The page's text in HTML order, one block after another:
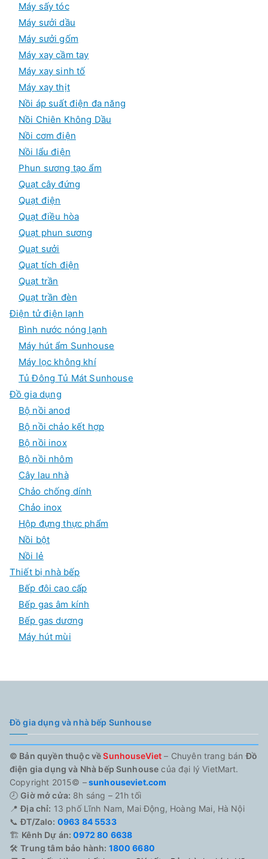
Máy sấy tóc
Máy sưởi dầu
Máy sưởi gốm
Máy xay cầm tay
Máy xay sinh tố
Máy xay thịt
Nồi áp suất điện đa năng
Nồi Chiên Không Dầu
Nồi cơm điện
Nồi lẩu điện
Phun sương tạo ẩm
Quạt cây đứng
Quạt điện
Quạt điều hòa
Quạt phun sương
Quạt sưởi
Quạt tích điện
Quạt trần
Quạt trần đèn
Điện tử điện lạnh
Bình nước nóng lạnh
Máy hút ẩm Sunhouse
Máy lọc không khí
Tủ Đông Tủ Mát Sunhouse
Đồ gia dụng
Bộ nồi anod
Bộ nồi chảo kết hợp
Bộ nồi inox
Bộ nồi nhôm
Cây lau nhà
Chảo chống dính
Chảo inox
Hộp đựng thực phẩm
Nồi bột
Nồi lẻ
Thiết bị nhà bếp
Bếp đôi cao cấp
Bếp gas âm kính
Bếp gas dương
Máy hút mùi
Đồ gia dụng và nhà bếp Sunhouse
© Bản quyền thuộc vềSunhouseViet – Chuyên trang bánĐồ
điện gia dụng và Nhà bếp Sunhouse của đại lý VietMart.
Copyright 2015© –sunhouseviet.com
🕗Giờ mở cửa: 8h sáng – 21h tối
📍Địa chỉ: 13 phố Lĩnh Nam, Mai Động, Hoàng Mai, Hà Nội
📞ĐT/Zalo: 0963 84 5533
🏗️ Kênh Dự án: 0972 80 6638
🛠️Trung tâm bảo hành: 1800 6680